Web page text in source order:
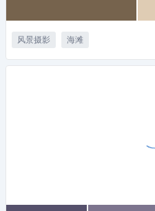
风景摄影 海滩